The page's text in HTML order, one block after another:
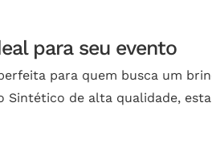
para seu evento
para quem busca um
de alta qualidade,